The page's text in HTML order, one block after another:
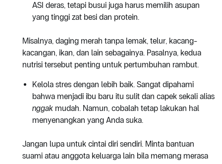
ASI deras, tetapi busui juga harus memilih asupan
yang tinggi zat besi dan protein.
Misalnya, daging merah tanpa lemak, telur, kacang-
kacangan, ikan, dan lain sebagainya. Pasalnya, kedua
nutrisi tersebut penting untuk pertumbuhan rambut.
Kelola stres dengan lebih baik. Sangat dipahami
bahwa menjadi ibu baru itu sulit dan capek sekali alias
nggak mudah. Namun, cobalah tetap lakukan hal
menyenangkan yang Anda suka.
Jangan lupa untuk cintai diri sendiri. Minta bantuan
suami atau anggota keluarga lain bila memang merasa